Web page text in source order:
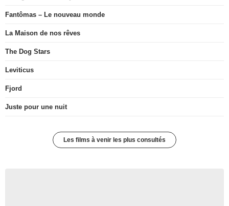
Fantômas – Le nouveau monde
La Maison de nos rêves
The Dog Stars
Leviticus
Fjord
Juste pour une nuit
Les films à venir les plus consultés